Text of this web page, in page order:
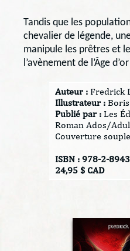
Tandis que les
chevalier de légende,
manipule les prêtres et
l’avènement de l’Âge
Auteur : Fredrick
Illustrateur :
Publié par : Les
Roman Ados/
Couverture
ISBN : 978-2-
24,95 $ CAD